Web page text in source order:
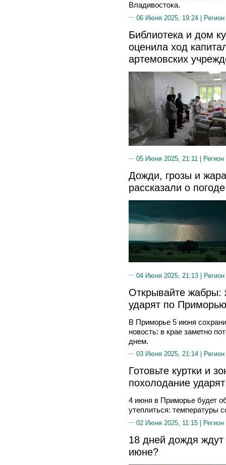
Владивостока.
06 Июня 2025, 19:24 |
Библиотека и дом
оценила ход
артемовских
05 Июня 2025, 21:11 |
Дожди, грозы и
рассказали о
04 Июня 2025, 21:13 |
Открывайте жабры:
ударят по Приморью
В Приморье 5 июня
новость: в крае заметно
днем.
03 Июня 2025, 21:14 |
Готовьте куртки и
похолодание
4 июня в Приморье будет
утеплиться: температуры
02 Июня 2025, 11:15 | Регион
18 дней дождя
июне?